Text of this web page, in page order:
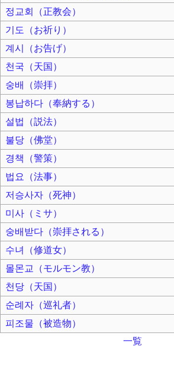
정교회（正教会）
기도（お祈り）
계시（お告げ）
천국（天国）
숭배（崇拝）
봉납하다（奉納する）
설법（説法）
불당（佛堂）
경책（警策）
법요（法事）
저승사자（死神）
미사（ミサ）
숭배받다（崇拝される）
수녀（修道女）
몰몬교（モルモン教）
천당（天国）
순례자（巡礼者）
피조물（被造物）
一覧